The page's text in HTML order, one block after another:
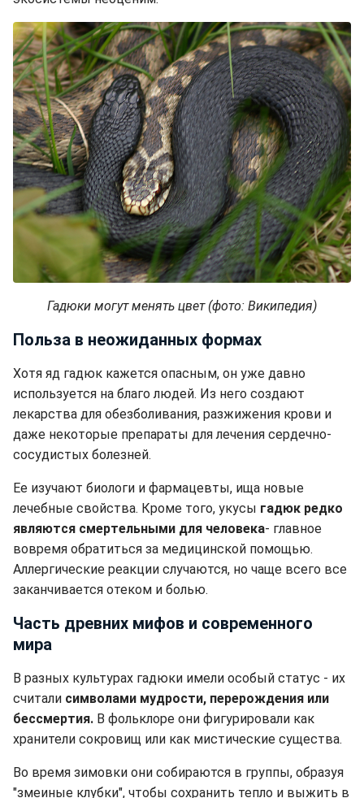
Гадюки могут менять цвет (фото: Википедия)
Польза в неожиданных формах
Хотя яд гадюк кажется опасным, он уже давно
используется на благо людей. Из него создают
лекарства для обезболивания, разжижения крови и
даже некоторые препараты для лечения сердечно-
сосудистых болезней.
Ее изучают биологи и фармацевты, ища новые
лечебные свойства. Кроме того, укусы гадюк редко
являются смертельными для человека- главное
вовремя обратиться за медицинской помощью.
Аллергические реакции случаются, но чаще всего все
заканчивается отеком и болью.
Часть древних мифов и современного
мира
В разных культурах гадюки имели особый статус - их
считали символами мудрости, перерождения или
бессмертия. В фольклоре они фигурировали как
хранители сокровищ или как мистические существа.
Во время зимовки они собираются в группы, образуя
"змеиные клубки", чтобы сохранить тепло и выжить в